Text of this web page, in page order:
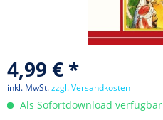
4,99 € *
inkl. MwSt.zzgl. Versandkosten
Als Sofortdownload verfügbar